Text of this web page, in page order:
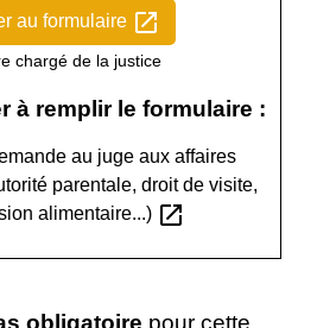
au formulaire open_in_new
chargé de la justice
à remplir le formulaire :
au juge aux affaires
parentale, droit de visite,
alimentaire...) open_in_new
obligatoire pour cette